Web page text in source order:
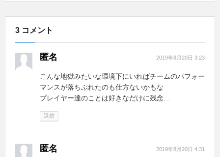
3 コメント
匿名 2019年8月20日 3:23
こんな地獄みたいな環境下にいればチームのパフォー
マンスが落ちぶれたのも仕方ないかもな
プレイヤー達のことは好きなだけに残念…
返信
匿名 2019年8月20日 4:31